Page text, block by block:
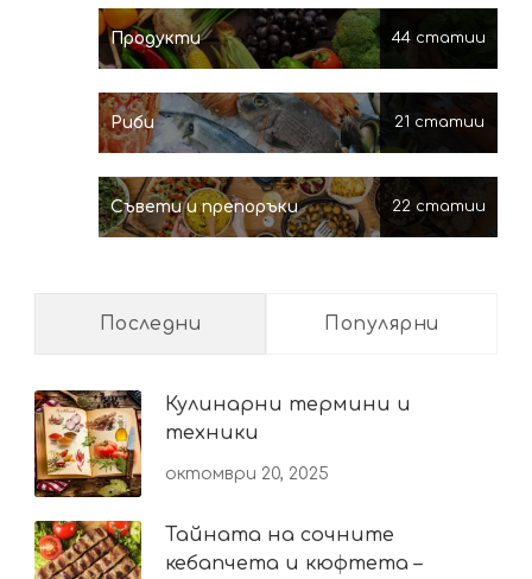
Продукти 44 статии
Риби 21 статии
Съвети и препоръки 22 статии
Последни Популярни
Кулинарни термини и
техники
октомври 20, 2025
Тайната на сочните
кебапчета и кюфтета –